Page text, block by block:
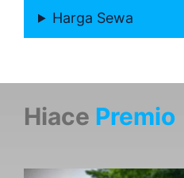
Harga Sewa
Hiace Premio